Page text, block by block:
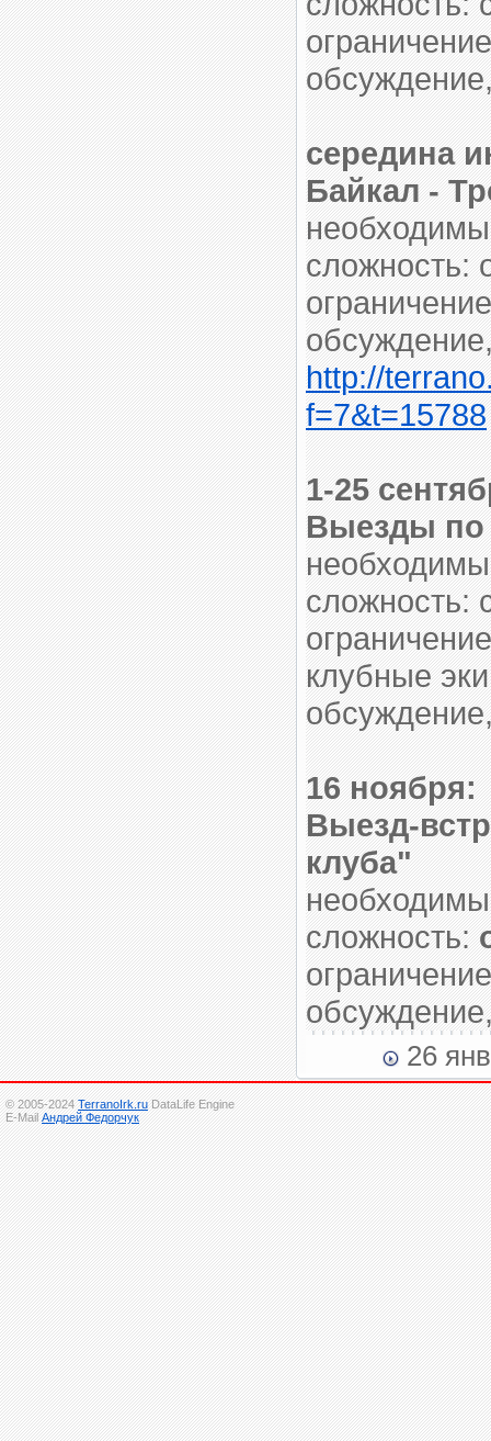
середина
Байкал -
сложность:
http://
f=7&t=15788
1-25
Выезды по
сложность:
клубные
16 ноября:
Выезд-
клуба"
сложность:
26
© 2005-2024TerranoIrk.ruDataLife Engine
E-MailАндрей Федорчук